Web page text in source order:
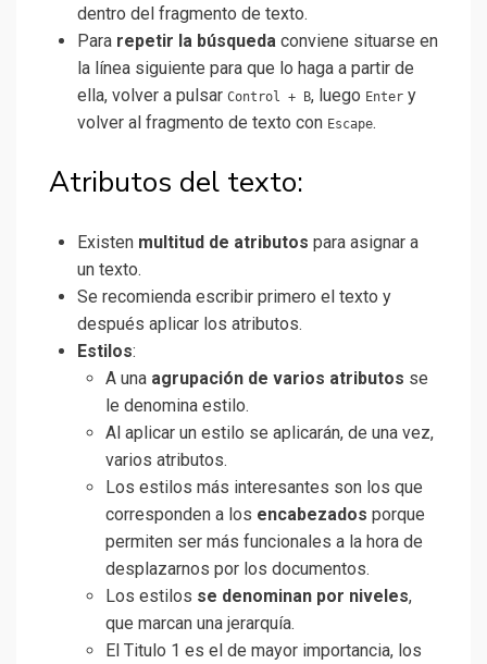
dentro del fragmento de texto.
Para repetir la búsqueda conviene situarse en
la línea siguiente para que lo haga a partir de
ella, volver a pulsar Control + B, luego Enter y
volver al fragmento de texto con Escape.
Atributos del texto:
Existen multitud de atributos para asignar a
un texto.
Se recomienda escribir primero el texto y
después aplicar los atributos.
Estilos:
A una agrupación de varios atributos se
le denomina estilo.
Al aplicar un estilo se aplicarán, de una vez,
varios atributos.
Los estilos más interesantes son los que
corresponden a los encabezados porque
permiten ser más funcionales a la hora de
desplazarnos por los documentos.
Los estilos se denominan por niveles,
que marcan una jerarquía.
El Titulo 1 es el de mayor importancia, los